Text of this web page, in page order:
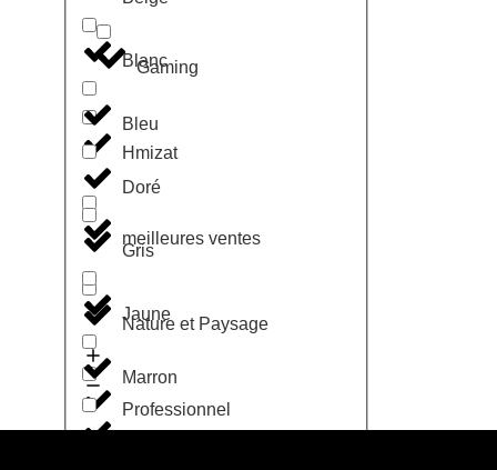
Gaming
Hmizat
meilleures ventes
Nature et Paysage
Professionnel
Blanc
Bleu
Doré
Gris
Jaune
Marron